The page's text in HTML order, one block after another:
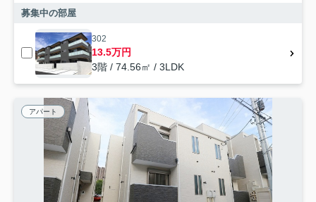
募集中の部屋
302
13.5万円
3階 / 74.56㎡ / 3LDK
アパート